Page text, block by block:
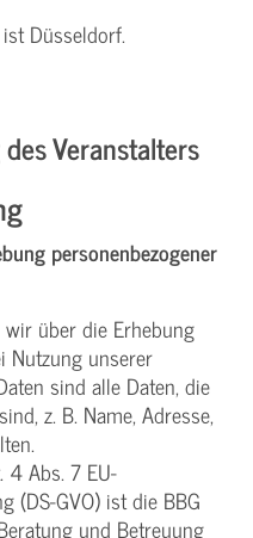
Düsseldorf.
Veranstalters
personenbezogener
über die Erhebung
Nutzung unserer
sind alle Daten, die
z. B. Name, Adresse,
4 Abs. 7 EU-
(DS-GVO) ist die BBG
und Betreuung